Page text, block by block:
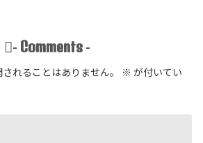
- Comments -
れることはありません。 ※ が付いてい